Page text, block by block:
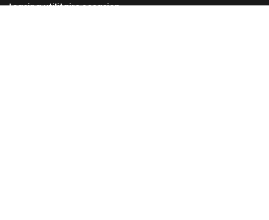
Leasing utilitaire occasion